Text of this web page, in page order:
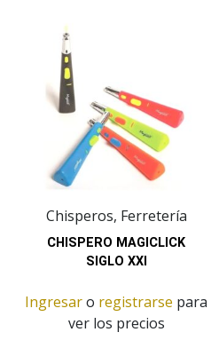
Chisperos, Ferretería
CHISPERO MAGICLICK
SIGLO XXI
Ingresaro registrarse para
ver los precios